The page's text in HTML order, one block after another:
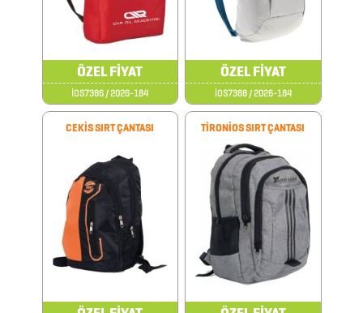
SETLERİ
ORGANİZERLER
SETLER
ÖZEL FİYAT
İOS7386 / 2026-184
ÖZEL FİYAT
İOS7388 / 2026-184
CEKİS SIRT ÇANTASI TİRONİOS SIRT ÇANTASI